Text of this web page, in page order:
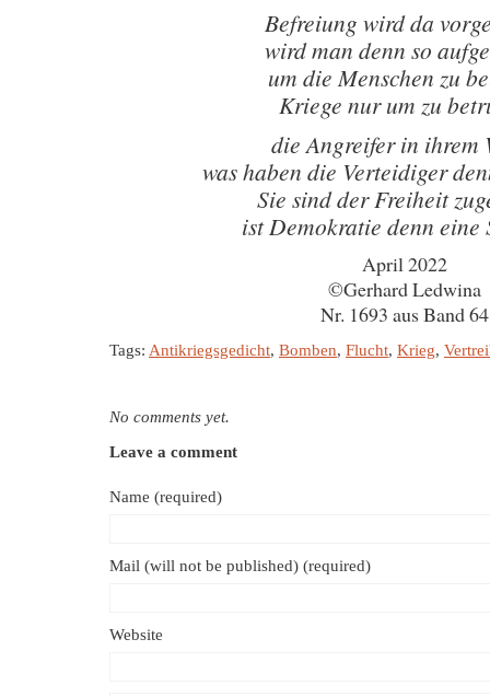
Befreiung wird da
wird man denn so
um die Menschen zu
Kriege nur um zu
die Angreifer in ihrem
was haben die Verteidiger
Sie sind der Freiheit
ist Demokratie denn eine
April 2022
©Gerhard Ledwina
Nr. 1693 aus Band 64
Tags: Antikriegsgedicht, Bomben, Flucht, Krieg,
No comments yet.
Leave a comment
Name (required)
Mail (will not be published) (required)
Website